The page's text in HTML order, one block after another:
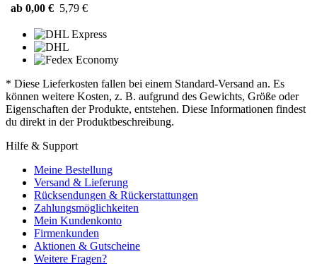
ab 0,00 € 5,79 €
* Diese Lieferkosten fallen bei einem Standard-Versand an. Es
können weitere Kosten, z. B. aufgrund des Gewichts, Größe oder
Eigenschaften der Produkte, entstehen. Diese Informationen findest
du direkt in der Produktbeschreibung.
Hilfe & Support
Meine Bestellung
Versand & Lieferung
Rücksendungen & Rückerstattungen
Zahlungsmöglichkeiten
Mein Kundenkonto
Firmenkunden
Aktionen & Gutscheine
Weitere Fragen?